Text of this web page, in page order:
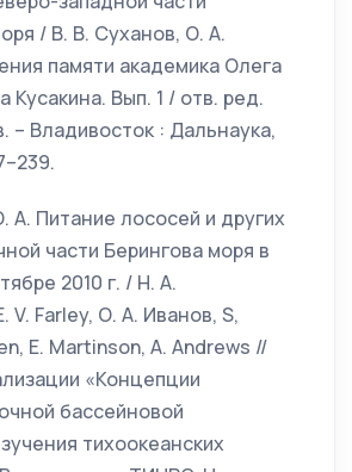
/ В. В. Суханов, О. А.
памяти академика Олега
Кусакина. Вып. 1 / отв. ред.
– Владивосток : Дальнаука,
А. Питание лососей и других
части Берингова моря в
2010 г. / Н. А.
V. Farley, О. А. Иванов, S,
E. Martinson, A. Andrews //
«Концепции
бассейновой
тихоокеанских